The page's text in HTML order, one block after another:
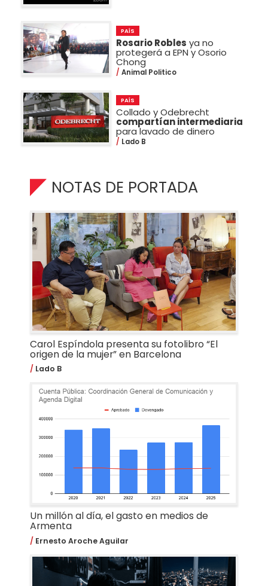
PAÍS
Rosario Robles ya no
protegerá a EPN y Osorio
Chong
Animal Politico
PAÍS
Collado y Odebrecht
compartían intermediaria
para lavado de dinero
Lado B
NOTAS DE PORTADA
Carol Espíndola presenta su fotolibro “El
origen de la mujer” en Barcelona
Lado B
Un millón al día, el gasto en medios de
Armenta
Ernesto Aroche Aguilar